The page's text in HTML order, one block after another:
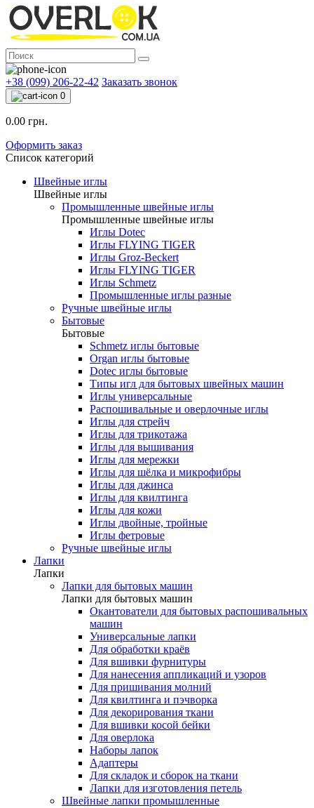
+38 (099) 206-22-42 Заказать звонок
0
0.00 грн.
Оформить заказ
Список категорий
Швейные иглы
Швейные иглы
Промышленные швейные иглы
Промышленные швейные иглы
Иглы Dotec
Иглы FLYING TIGER
Иглы Groz-Beckert
Иглы FLYING TIGER
Иглы Schmetz
Промышленные иглы разные
Ручные швейные иглы
Бытовые
Бытовые
Schmetz иглы бытовые
Organ иглы бытовые
Dotec иглы бытовые
Типы игл для бытовых швейных машин
Иглы универсальные
Распошивальные и оверлочные иглы
Иглы для стрейч
Иглы для трикотажа
Иглы для вышивания
Иглы для мережки
Иглы для шёлка и микрофибры
Иглы для джинса
Иглы для квилтинга
Иглы для кожи
Иглы двойные, тройные
Иглы фетровые
Ручные швейные иглы
Лапки
Лапки
Лапки для бытовых машин
Лапки для бытовых машин
Окантователи для бытовых распошивальных
машин
Универсальные лапки
Для обработки краёв
Для вшивки фурнитуры
Для нанесения аппликаций и узоров
Для пришивания молний
Для квилтинга и пэчворка
Для декорирования ткани
Для вшивки косой бейки
Для оверлока
Наборы лапок
Адаптеры
Для складок и сборок на ткани
Лапки для изготовления петель
Швейные лапки промышленные